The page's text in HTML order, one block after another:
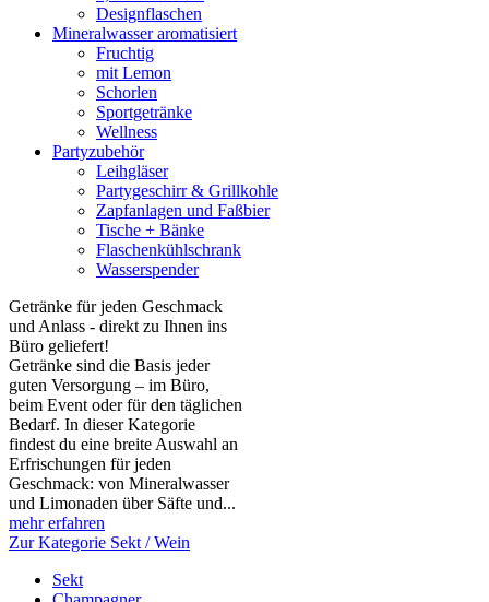
Designflaschen
Mineralwasser aromatisiert
Fruchtig
mit Lemon
Schorlen
Sportgetränke
Wellness
Partyzubehör
Leihgläser
Partygeschirr & Grillkohle
Zapfanlagen und Faßbier
Tische + Bänke
Flaschenkühlschrank
Wasserspender
Getränke für jeden Geschmack
und Anlass - direkt zu Ihnen ins
Büro geliefert!
Getränke sind die Basis jeder
guten Versorgung – im Büro,
beim Event oder für den täglichen
Bedarf. In dieser Kategorie
findest du eine breite Auswahl an
Erfrischungen für jeden
Geschmack: von Mineralwasser
und Limonaden über Säfte und...
mehr erfahren
Zur Kategorie Sekt / Wein
Sekt